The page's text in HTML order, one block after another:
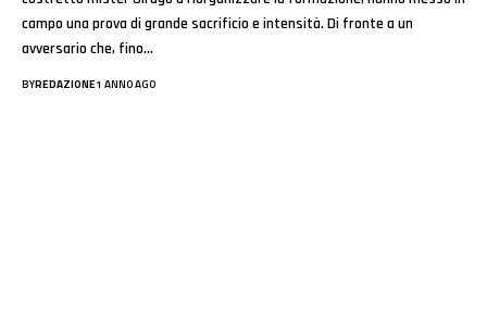
campo una prova di grande sacrificio e intensità. Di fronte a un
avversario che, fino…
BYREDAZIONE1 ANNO AGO